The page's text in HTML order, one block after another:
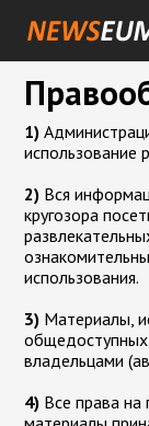
1)
использование
2) Вся
кругозора
использования.
3) Материалы,
общедоступных
владельцами
4) Все права